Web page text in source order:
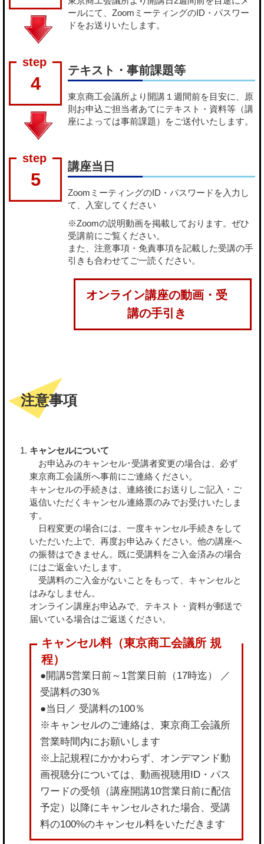
ールにて、ZoomミーティングのID・パスワー
ドをお送りいたします。
4
テキスト・事前課題等
東京商工会議所より開講１週間前を目安に、原
則お申込ご担当者あてにテキスト・資料等（講
座によっては事前課題）をご送付いたします。
5
講座当日
ZoomミーティングのID・パスワードを入力し
て、入室してください
※Zoomの説明動画を掲載しております。ぜひ
受講前にご覧ください。
また、注意事項・免責事項を記載した受講の手
引きも合わせてご一読ください。
オンライン講座の動画・受
講の手引き
注意事項
キャンセルについて
お申込みのキャンセル･受講者変更の場合は、必ず
東京商工会議所へ事前にご連絡ください。
キャンセルの手続きは、連絡後にお送りしご記入・ご
返信いただくキャンセル連絡票のみでお受けいたしま
す。
日程変更の場合には、一度キャンセル手続きをして
いただいた上で、再度お申込みください。他の講座へ
の振替はできません。既に受講料をご入金済みの場合
にはご返金いたします。
受講料のご入金がないことをもって、キャンセルと
はみなしません。
オンライン講座お申込みで、テキスト・資料が郵送で
届いている場合はご返送ください。
●開講5営業日前～1営業日前（17時迄） ／
受講料の30％
●当日／ 受講料の100％
※キャンセルのご連絡は、東京商工会議所
営業時間内にお願いします
※上記規程にかかわらず、オンデマンド動
画視聴分については、動画視聴用ID・パス
ワードの受領（講座開講10営業日前に配信
予定）以降にキャンセルされた場合、受講
料の100%のキャンセル料をいただきます